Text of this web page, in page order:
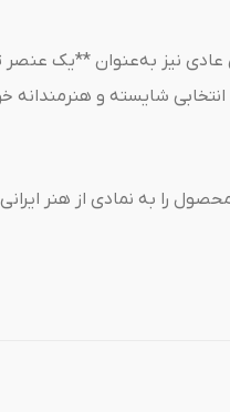
عادی نیز به‌عنوان **یک
انتخابی شایسته و هنرمندانه
را به نمادی از هنر